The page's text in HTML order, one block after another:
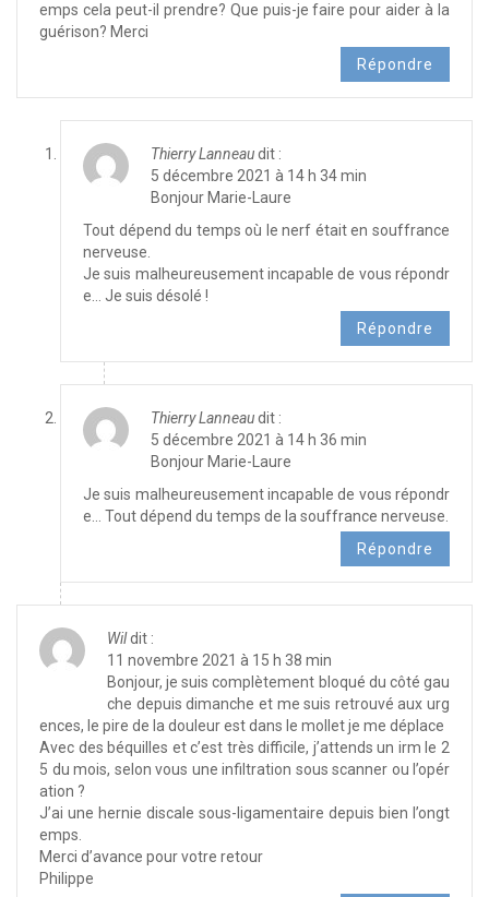
emps cela peut-il prendre? Que puis-je faire pour aider à la
guérison? Merci
Répondre
Thierry Lanneaudit :
5 décembre 2021 à 14 h 34 min
Bonjour Marie-Laure
Tout dépend du temps où le nerf était en souffrance
nerveuse.
Je suis malheureusement incapable de vous répondr
e… Je suis désolé !
Répondre
Thierry Lanneaudit :
5 décembre 2021 à 14 h 36 min
Bonjour Marie-Laure
Je suis malheureusement incapable de vous répondr
e… Tout dépend du temps de la souffrance nerveuse.
Répondre
Wildit :
11 novembre 2021 à 15 h 38 min
Bonjour, je suis complètement bloqué du côté gau
che depuis dimanche et me suis retrouvé aux urg
ences, le pire de la douleur est dans le mollet je me déplace
Avec des béquilles et c’est très difficile, j’attends un irm le 2
5 du mois, selon vous une infiltration sous scanner ou l’opér
ation ?
J’ai une hernie discale sous-ligamentaire depuis bien l’ongt
emps.
Merci d’avance pour votre retour
Philippe